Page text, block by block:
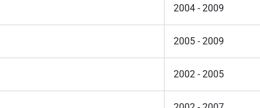
2004 - 2009
2005 - 2009
2002 - 2005